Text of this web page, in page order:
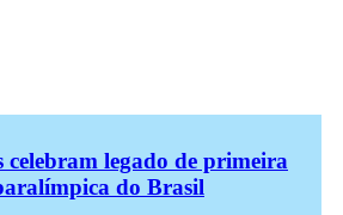
celebram legado de primeira
do Brasil